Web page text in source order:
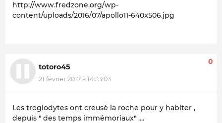
http://www.fredzone.org/wp-
content/uploads/2016/07/apollo11-640x506.jpg
totoro45
21 février 2017 à 14:33:03
0
Les troglodytes ont creusé la roche pour y habiter ,
depuis " des temps immémoriaux" ....